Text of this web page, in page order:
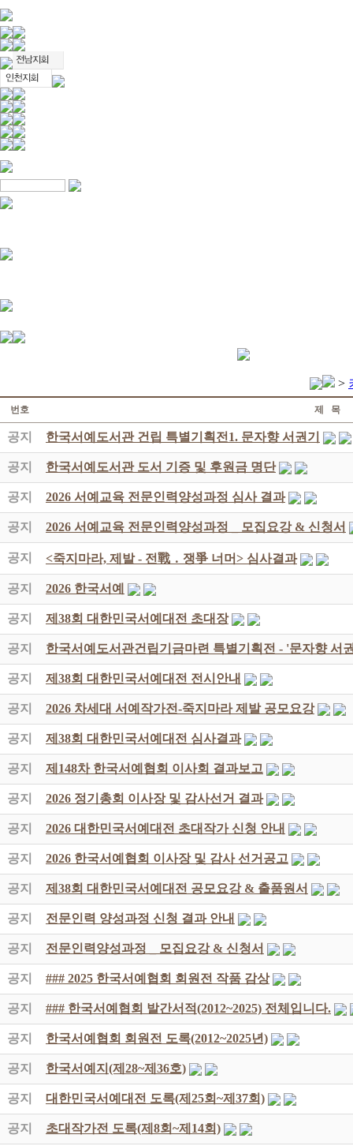
>
번호 제 목
공지 한국서예도서관 건립 특별기획전1. 문자향 서권기
공지 한국서예도서관 도서 기증 및 후원금 명단
공지 2026 서예교육 전문인력양성과정 심사 결과
공지 2026 서예교육 전문인력양성과정 _ 모집요강 & 신청서
공지 <죽지마라, 제발 - 전戰 ․ 쟁爭 너머> 심사결과
공지 2026 한국서예
공지 제38회 대한민국서예대전 초대장
공지 한국서예도서관건립기금마련 특별기획전 - '문자향 서
공지 제38회 대한민국서예대전 전시안내
공지 2026 차세대 서예작가전-죽지마라 제발 공모요강
공지 제38회 대한민국서예대전 심사결과
공지 제148차 한국서예협회 이사회 결과보고
공지 2026 정기총회 이사장 및 감사선거 결과
공지 2026 대한민국서예대전 초대작가 신청 안내
공지 2026 한국서예협회 이사장 및 감사 선거공고
공지 제38회 대한민국서예대전 공모요강 & 출품원서
공지 전문인력 양성과정 신청 결과 안내
공지 전문인력양성과정 _ 모집요강 & 신청서
공지 ### 2025 한국서예협회 회원전 작품 감상
공지 ### 한국서예협회 발간서적(2012~2025) 전체입니다.
공지 한국서예협회 회원전 도록(2012~2025년)
공지 한국서예지(제28~제36호)
공지 대한민국서예대전 도록(제25회~제37회)
공지 초대작가전 도록(제8회~제14회)